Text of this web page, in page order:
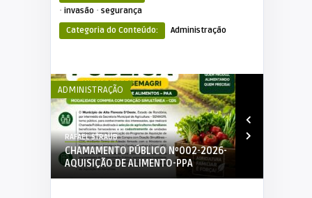
· invasão · segurança
Categoria do Conteúdo:
Administração
ADMINISTRAÇÃO
RAFAEL STRAUB
CHAMAMENTO PÚBLICO Nº002-2026-
AQUISIÇÃO DE ALIMENTO-PPA